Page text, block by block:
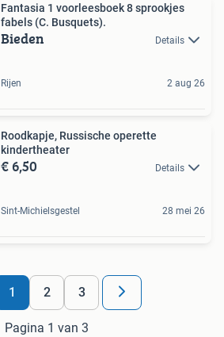
Fantasia 1 voorleesboek 8 sprookjes
fabels (C. Busquets).
Bieden Details
Rijen 2 aug 26
Roodkapje, Russische operette
kindertheater
€ 6,50 Details
Sint-Michielsgestel 28 mei 26
1 2 3
Pagina 1 van 3